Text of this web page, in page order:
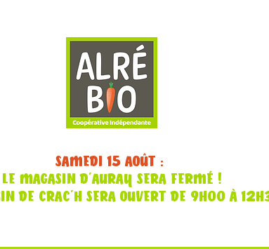
SAMEDI 15 AOÛT :
LE MAGASIN D'AURAY SERA FERMÉ !
DE CRAC'H SERA OUVERT DE 9H00 À